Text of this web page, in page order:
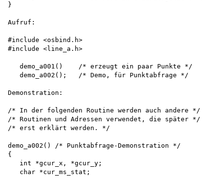
}
Aufruf:
#include <osbind.h>
#include <line_a.h>
   demo_a001()    /* erzeugt ein paar Punkte */
   demo_a002();   /* Demo, für Punktabfrage */
Demonstration:
/* In der folgenden Routine werden auch andere */
/* Routinen und Adressen verwendet, die später */
/* erst erklärt werden. */
demo_a002() /* Punktabfrage-Demonstration */
{
   int *gcur_x, *gcur_y;
   char *cur_ms_stat;